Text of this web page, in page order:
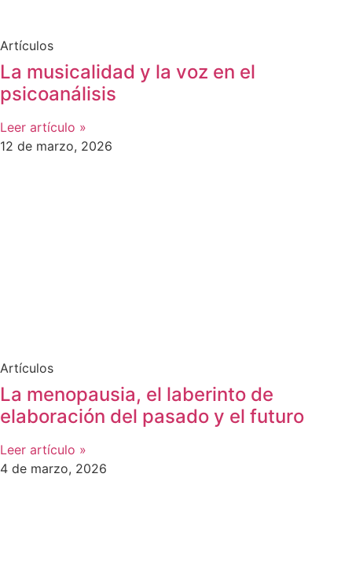
Artículos
La musicalidad y la voz en el
psicoanálisis
Leer artículo »
12 de marzo, 2026
Artículos
La menopausia, el laberinto de
elaboración del pasado y el futuro
Leer artículo »
4 de marzo, 2026